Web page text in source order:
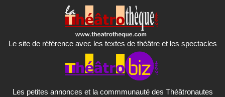
Le site de référence avec les textes de théâtre et les spectacles
Les petites annonces et la commmunauté des Théâtronautes